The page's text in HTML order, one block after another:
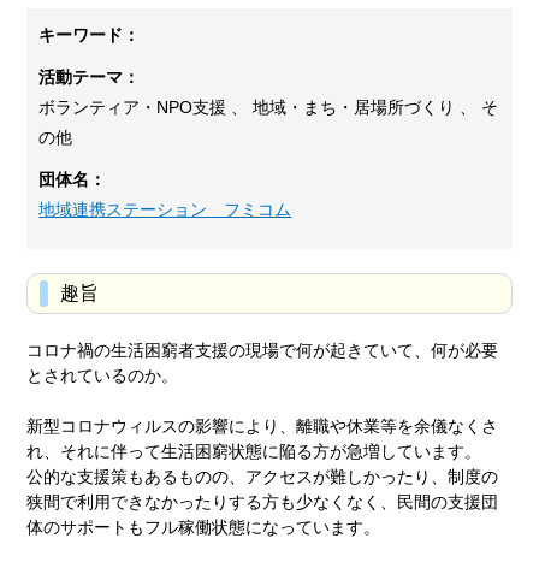
キーワード：
活動テーマ：
ボランティア・NPO支援 、 地域・まち・居場所づくり 、 そ
の他
団体名：
地域連携ステーション フミコム
趣旨
コロナ禍の生活困窮者支援の現場で何が起きていて、何が必要
とされているのか。
新型コロナウィルスの影響により、離職や休業等を余儀なくさ
れ、それに伴って生活困窮状態に陥る方が急増しています。
公的な支援策もあるものの、アクセスが難しかったり、制度の
狭間で利用できなかったりする方も少なくなく、民間の支援団
体のサポートもフル稼働状態になっています。